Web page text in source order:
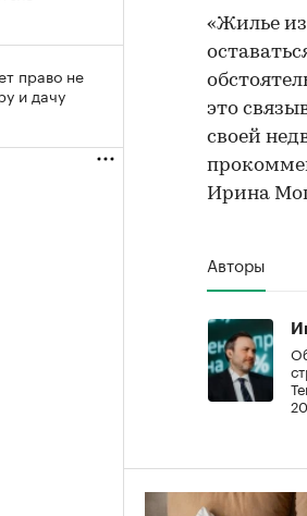
«Жилье
это
своей
Ирина
Авторы
право не
и дачу